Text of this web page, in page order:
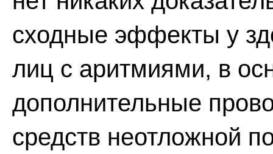
сходные эффекты у
лиц с аритмиями, в
дополнительные
средств неотложной